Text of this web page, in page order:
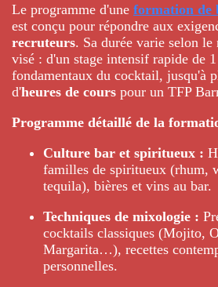
Le programme d'une formation de
est conçu pour répondre aux
recruteurs. Sa durée varie selon le
visé : d'un stage intensif rapide de
fondamentaux du cocktail, jusqu'à
d'heures de cours pour un TFP
Programme détaillé de la
Culture bar et spiritueux :
familles de spiritueux (rhum,
tequila), bières et vins au bar.
Techniques de mixologie :
cocktails classiques (Mojito,
Margarita…), recettes
personnelles.